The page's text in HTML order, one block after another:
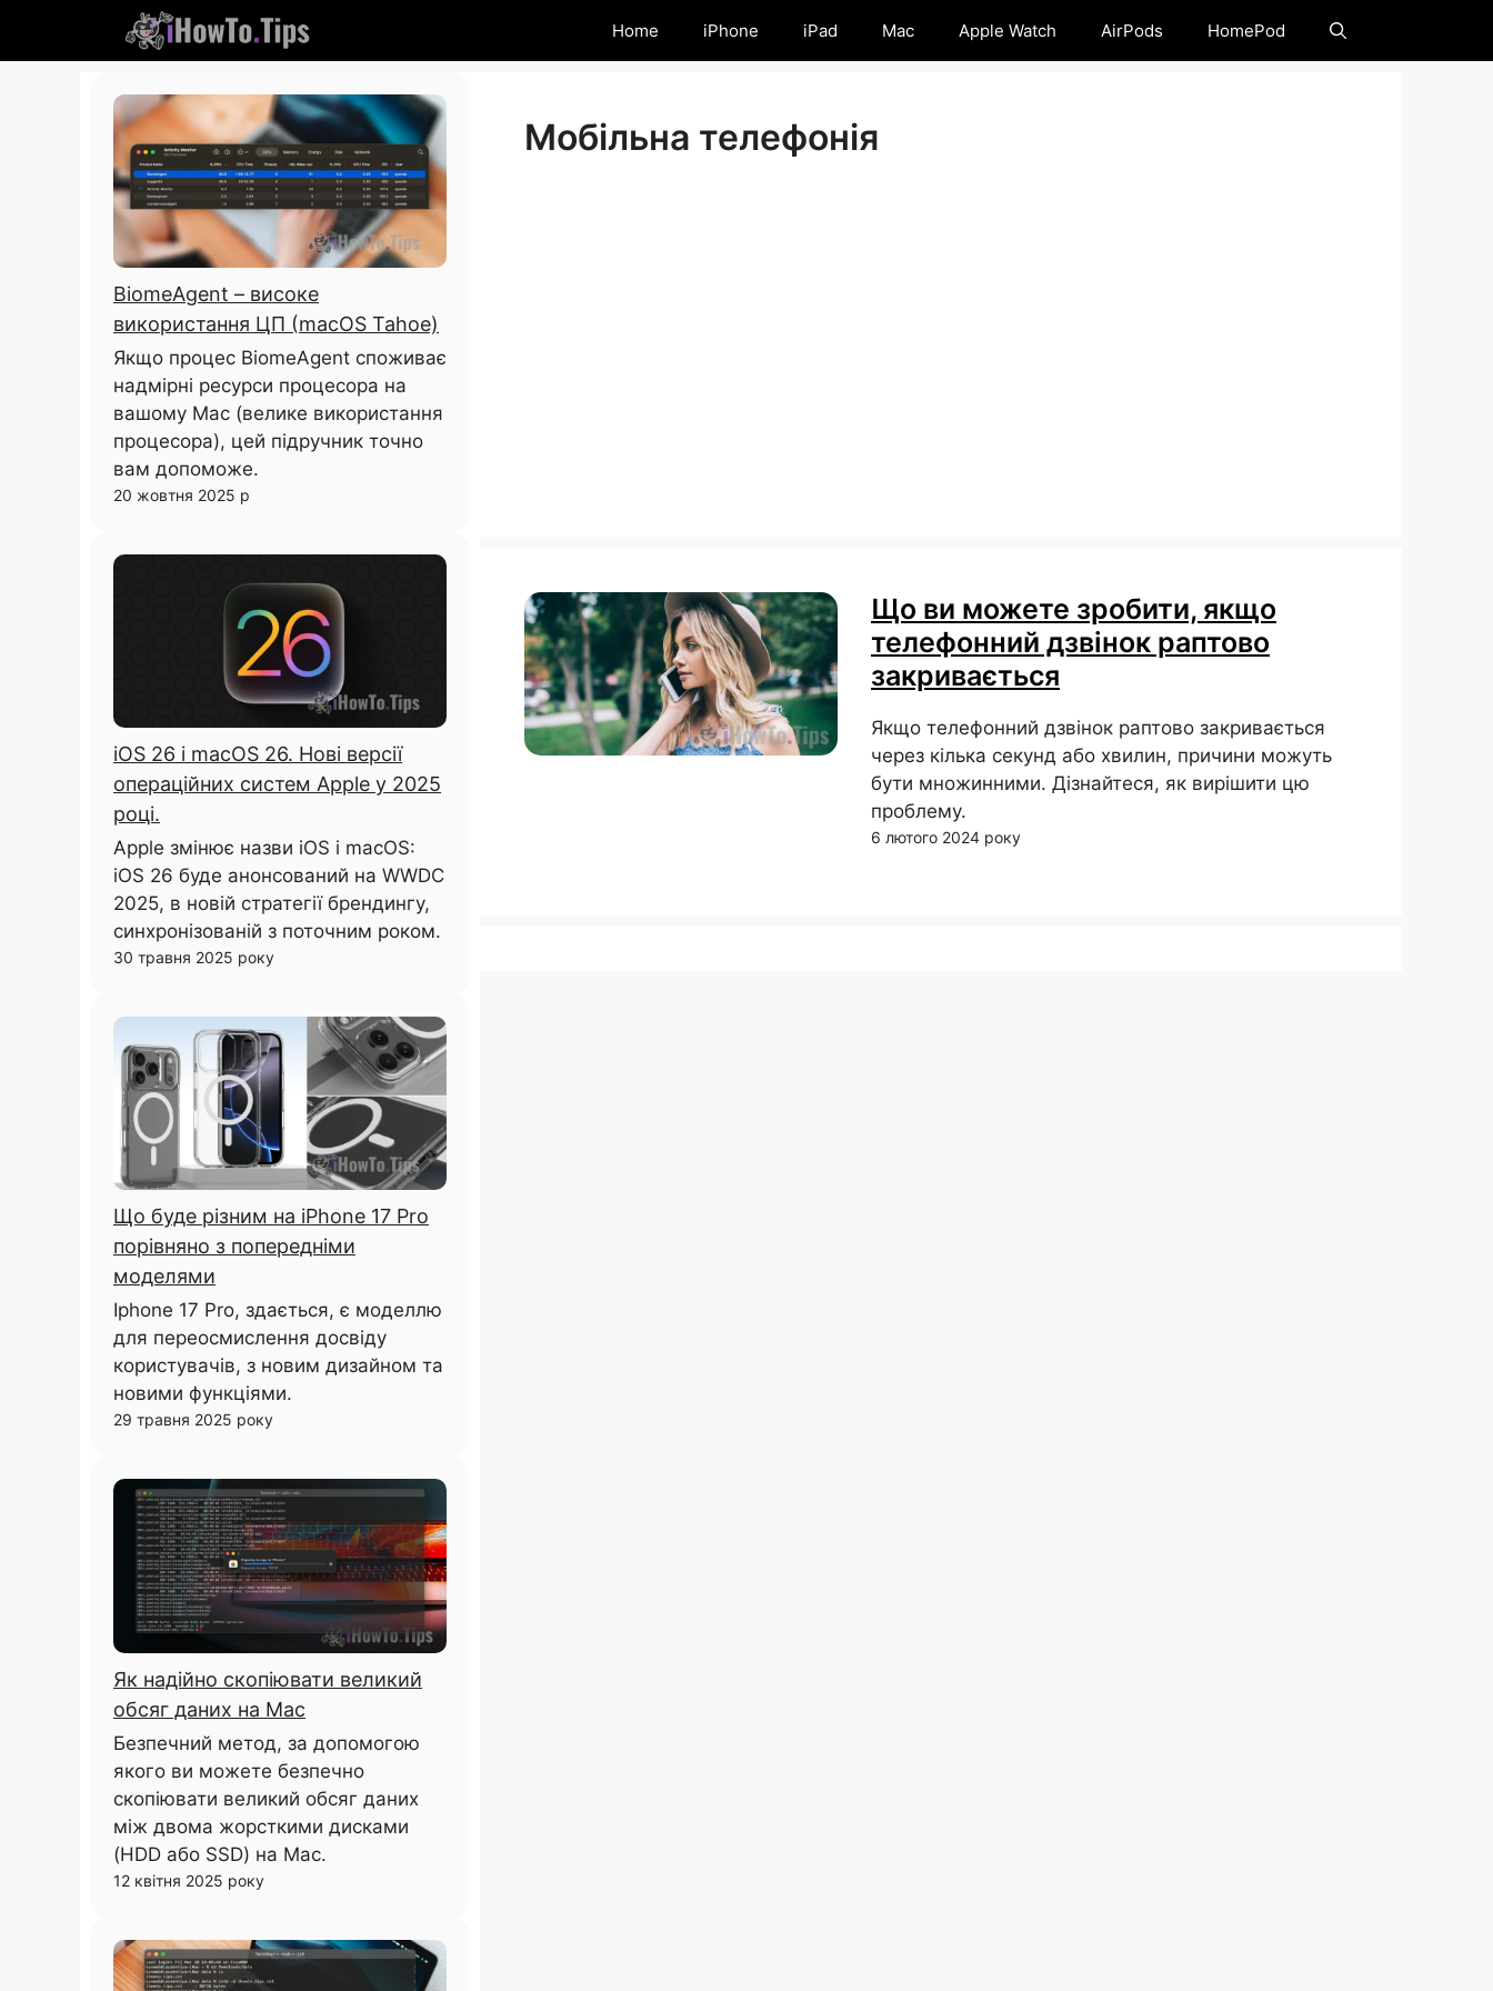
Home iPhone iPad Mac Apple Watch AirPods HomePod
Мобільна телефонія
Що ви можете зробити, якщо
телефонний дзвінок раптово
закривається
Якщо телефонний дзвінок раптово закривається
через кілька секунд або хвилин, причини можуть
бути множинними. Дізнайтеся, як вирішити цю
проблему.
6 лютого 2024 року
BiomeAgent – ​​високе
використання ЦП (macOS Tahoe)
Якщо процес BiomeAgent споживає
надмірні ресурси процесора на
вашому Mac (велике використання
процесора), цей підручник точно
вам допоможе.
20 жовтня 2025 р
iOS 26 і macOS 26. Нові версії
операційних систем Apple у 2025
році.
Apple змінює назви iOS і macOS:
iOS 26 буде анонсований на WWDC
2025, в новій стратегії брендингу,
синхронізованій з поточним роком.
30 травня 2025 року
Що буде різним на iPhone 17 Pro
порівняно з попередніми
моделями
Iphone 17 Pro, здається, є моделлю
для переосмислення досвіду
користувачів, з новим дизайном та
новими функціями.
29 травня 2025 року
Як надійно скопіювати великий
обсяг даних на Mac
Безпечний метод, за допомогою
якого ви можете безпечно
скопіювати великий обсяг даних
між двома жорсткими дисками
(HDD або SSD) на Mac.
12 квітня 2025 року